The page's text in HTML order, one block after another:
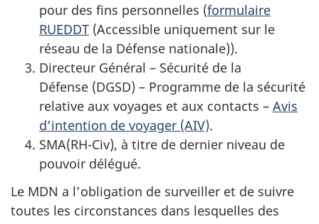
pour des fins personnelles (formulaire
RUEDDT (Accessible uniquement sur le
réseau de la Défense nationale)).
Directeur Général – Sécurité de la
Défense (DGSD) – Programme de la sécurité
relative aux voyages et aux contacts – Avis
d’intention de voyager (AIV).
SMA(RH-Civ), à titre de dernier niveau de
pouvoir délégué.
Le MDN a l’obligation de surveiller et de suivre
toutes les circonstances dans lesquelles des